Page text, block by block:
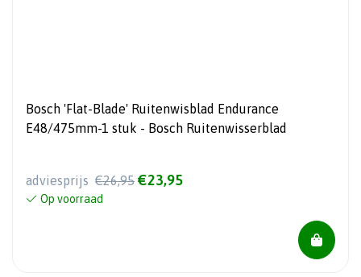
Bosch 'Flat-Blade' Ruitenwisblad Endurance
E48/475mm-1 stuk - Bosch Ruitenwisserblad
adviesprijs €26,95 €23,95
Op voorraad